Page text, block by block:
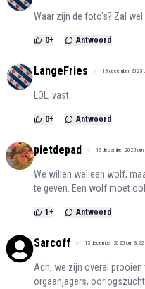
Waar zijn de foto's? Zal
0+ Antwoord
LangeFries 13 december 2025
LOL, vast.
0+ Antwoord
pietdepad 13 december 2025
We willen wel een wolf,
te geven. Een wolf moet
1 + Antwoord
Sarcoff 13 december 2025 om 3:22
Ach, we zijn overal
orgaanjagers,